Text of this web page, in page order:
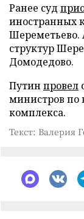
Ранее суд
иностранных
Шереметьево.
структур
Домодедово.
Путин провел
министров по
комплекса.
Текст: Валерия